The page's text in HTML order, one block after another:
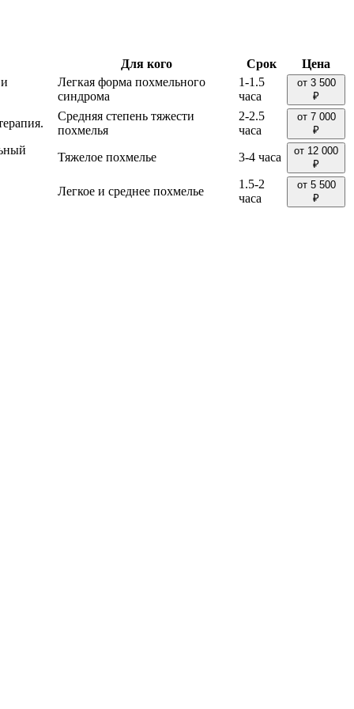
Для кого Срок
Цена
Легкая форма похмельного
синдрома
1-1.5
часа
от 3 500
₽
Средняя степень тяжести
похмелья
2-2.5
часа
от 7 000
₽
Тяжелое похмелье 3-4 часа
от 12 000
₽
Легкое и среднее похмелье
1.5-2
часа
от 5 500
₽